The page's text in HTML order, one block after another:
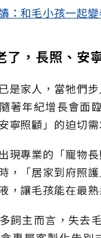
：和毛小孩一起
了，長照、安
是家人，當牠們
著年紀增長會面
寧照顧」的迫切需
現專業的「寵物
，「居家到府照
，讓毛孩能在最
飼主而言，失去